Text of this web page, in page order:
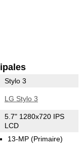
Stylo 3
LG Stylo 3
5.7" 1280x720 IPS
LCD
13-MP (Primaire)